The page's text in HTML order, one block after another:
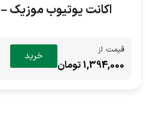
اکانت یوتیوب موزیک – YouTube Music
قیمت از
1,394,000 تومان
خرید